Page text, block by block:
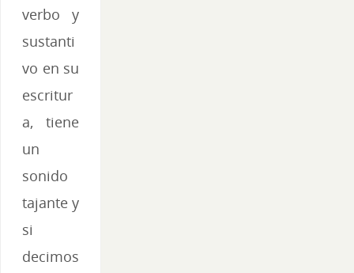
verbo y
sustanti
vo en su
escritur
a, tiene
un
sonido
tajante y
si
decimos